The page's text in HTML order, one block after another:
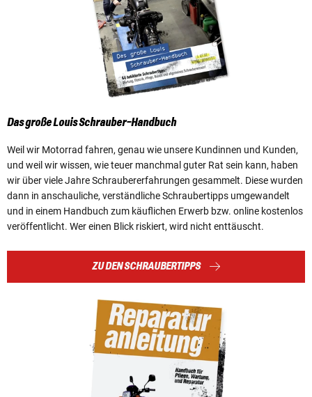
Das große Louis Schrauber-Handbuch
Weil wir Motorrad fahren, genau wie unsere Kundinnen und Kunden,
und weil wir wissen, wie teuer manchmal guter Rat sein kann, haben
wir über viele Jahre Schraubererfahrungen gesammelt. Diese wurden
dann in anschauliche, verständliche Schraubertipps umgewandelt
und in einem Handbuch zum käuflichen Erwerb bzw. online kostenlos
veröffentlicht. Wer einen Blick riskiert, wird nicht enttäuscht.
ZU DEN SCHRAUBERTIPPS